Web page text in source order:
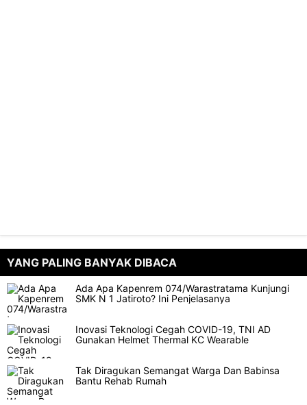
YANG PALING BANYAK DIBACA
Ada Apa Kapenrem 074/Warastratama Kunjungi
SMK N 1 Jatiroto? Ini Penjelasanya
Inovasi Teknologi Cegah COVID-19, TNI AD
Gunakan Helmet Thermal KC Wearable
Tak Diragukan Semangat Warga Dan Babinsa
Bantu Rehab Rumah